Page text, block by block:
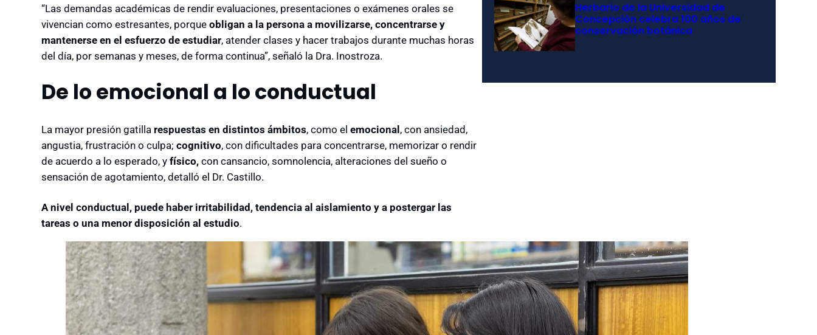
“Las demandas académicas de rendir evaluaciones, presentaciones o exámenes orales se
vivencian como estresantes, porque obligan a la persona a movilizarse, concentrarse y
mantenerse en el esfuerzo de estudiar, atender clases y hacer trabajos durante muchas horas
del día, por semanas y meses, de forma continua”, señaló la Dra. Inostroza.
De lo emocional a lo conductual
La mayor presión gatilla respuestas en distintos ámbitos, como el emocional , con ansiedad,
angustia, frustración o culpa; cognitivo, con dificultades para concentrarse, memorizar o rendir
de acuerdo a lo esperado, y físico, con cansancio, somnolencia, alteraciones del sueño o
sensación de agotamiento, detalló el Dr. Castillo.
A nivel conductual, puede haber irritabilidad, tendencia al aislamiento y a postergar las
tareas o una menor disposición al estudio.
Herbario de la Universidad de
Concepción celebra 100 años de
conservación botánica